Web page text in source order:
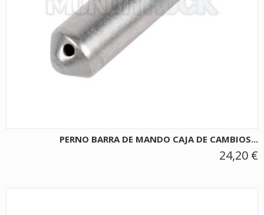
PERNO BARRA DE MANDO CAJA DE CAMBIOS...
24,20 €